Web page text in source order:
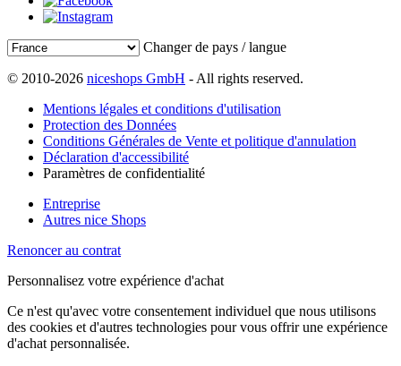
Changer de pays / langue
© 2010-2026 niceshops GmbH - All rights reserved.
Mentions légales et conditions d'utilisation
Protection des Données
Conditions Générales de Vente et politique d'annulation
Déclaration d'accessibilité
Paramètres de confidentialité
Entreprise
Autres nice Shops
Renoncer au contrat
Personnalisez votre expérience d'achat
Ce n'est qu'avec votre consentement individuel que nous utilisons
des cookies et d'autres technologies pour vous offrir une expérience
d'achat personnalisée.